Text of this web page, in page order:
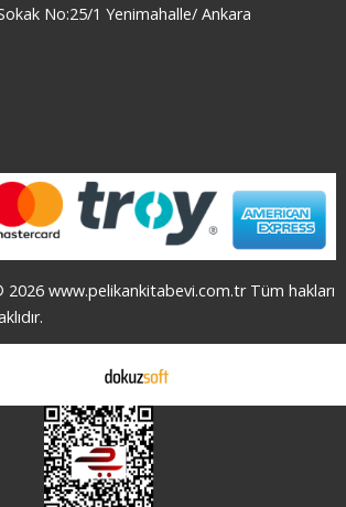
No:25/1 Yenimahalle/ Ankara
2026 www.pelikankitabevi.com.tr Tüm hakları